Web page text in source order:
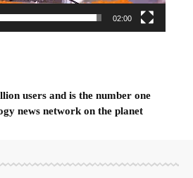
02:00
users and is the number one
news network on the planet